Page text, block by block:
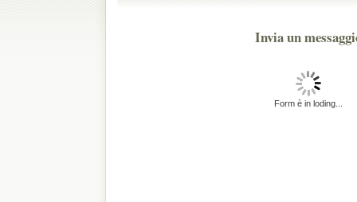
Invia un
Form è in loding...